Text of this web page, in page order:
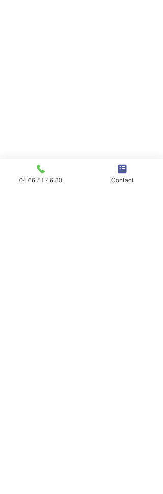
04 66 51 46 80 Contact